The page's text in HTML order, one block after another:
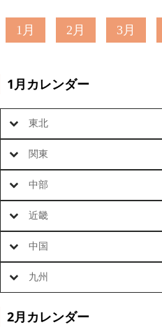
1月 2月 3月
1月カレンダー
東北
関東
中部
近畿
中国
九州
2月カレンダー